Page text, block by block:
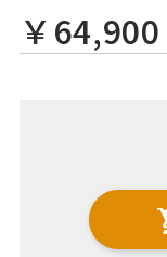
￥64,900